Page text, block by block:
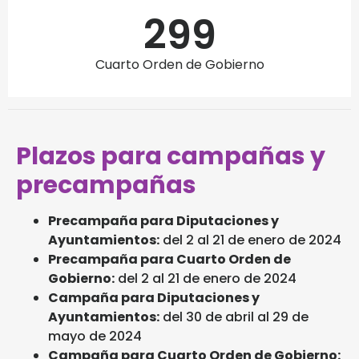
Cuarto Orden de Gobierno
299
Plazos para campañas y
precampañas
Precampaña para Diputaciones y
Ayuntamientos: del 2 al 21 de enero de 2024
Precampaña para Cuarto Orden de
Gobierno: del 2 al 21 de enero de 2024
Campaña para Diputaciones y
Ayuntamientos: del 30 de abril al 29 de
mayo de 2024
Campaña para Cuarto Orden de Gobierno: